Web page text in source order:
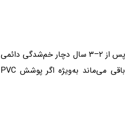
در مناطقی با بادهای مکرر یا بارش‌های سنگین، فنس ۲ میلی‌متری ممکن است پس از ۲–۳ سال دچار خم‌شدگی دائمی
شود. فنس ۳ میلی‌متری، حتی در شرایط سخت، تا ۱۰–۱۲ سال بدون تغییر باقی می‌ماند به‌ویژه اگر پوشش PVC